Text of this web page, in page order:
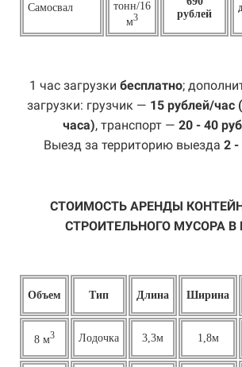
Самосвал
тонн/16
м3
рублей
1 час загрузки бесплатно;
загрузки: грузчик — 15 рублей/
часа), транспорт — 20 - 40
Выезд за территорию выезда 2 -
СТОИМОСТЬ АРЕНДЫ
СТРОИТЕЛЬНОГО МУСОРА В
Объем Тип Длина Ширина
8 м3 Лодочка 3,3м 1,8м